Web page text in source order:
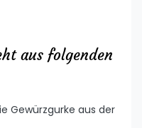
aus folgenden
Gewürzgurke aus der